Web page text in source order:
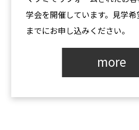
学会を開催しています。見学
までにお申し込みください。
more